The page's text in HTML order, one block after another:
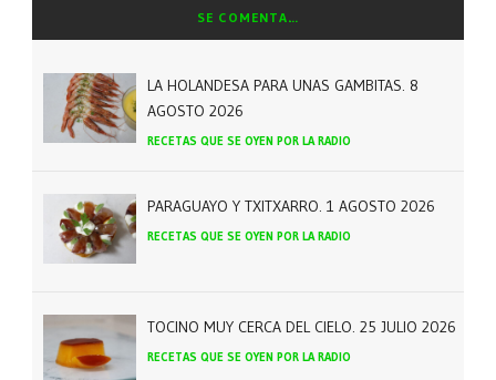
SE COMENTA…
LA HOLANDESA PARA UNAS GAMBITAS. 8
AGOSTO 2026
RECETAS QUE SE OYEN POR LA RADIO
PARAGUAYO Y TXITXARRO. 1 AGOSTO 2026
RECETAS QUE SE OYEN POR LA RADIO
TOCINO MUY CERCA DEL CIELO. 25 JULIO 2026
RECETAS QUE SE OYEN POR LA RADIO